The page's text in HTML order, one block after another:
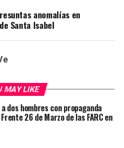
anomalías en
Santa Isabel
MAY LIKE
dos hombres con propaganda
26 de Marzo de las FARC en